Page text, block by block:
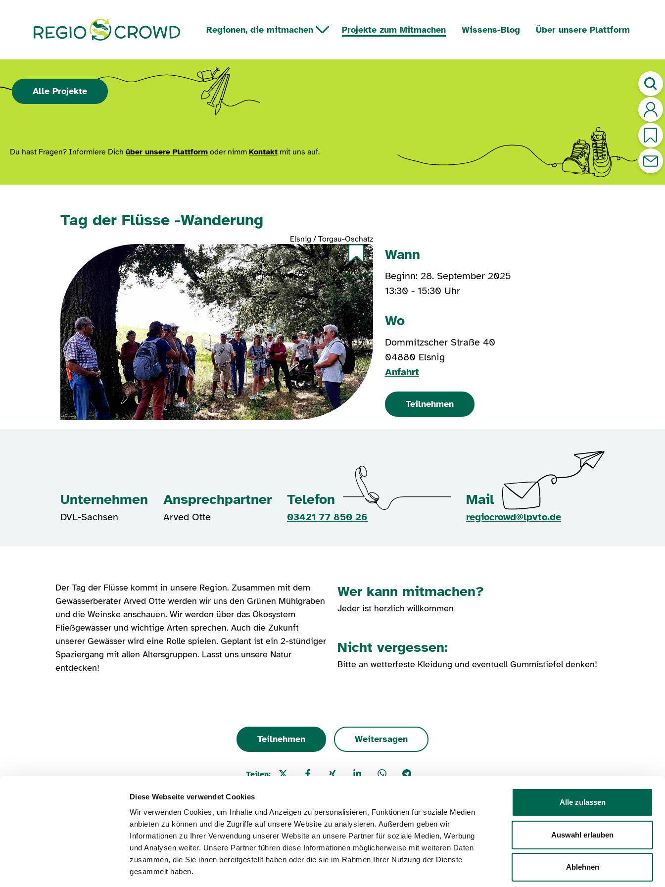
Diese Webseite verwendet Cookies
Wir verwenden Cookies, um Inhalte und Anzeigen zu personalisieren, Funktionen für soziale Medien
anbieten zu können und die Zugriffe auf unsere Website zu analysieren. Außerdem geben wir
Informationen zu Ihrer Verwendung unserer Website an unsere Partner für soziale Medien, Werbung
und Analysen weiter. Unsere Partner führen diese Informationen möglicherweise mit weiteren Daten
zusammen, die Sie ihnen bereitgestellt haben oder die sie im Rahmen Ihrer Nutzung der Dienste
gesammelt haben.
Alle zulassen
Auswahl erlauben
Ablehnen
Regionen, die mitmachen Projekte zum Mitmachen Wissens-Blog Über unsere Plattform
Alle Projekte
Du hast Fragen? Informiere Dich über unsere Plattform oder nimm Kontakt mit uns auf.
Tag der Flüsse -Wanderung
Elsnig / Torgau-Oschatz
Wann
Beginn: 28. September 2025
13:30 - 15:30 Uhr
Wo
Dommitzscher Straße 40
04880 Elsnig
Anfahrt
Teilnehmen
Unternehmen
DVL-Sachsen
Ansprechpartner
Arved Otte
Telefon
03421 77 850 26
Mail
regiocrowd@lpvto.de
Der Tag der Flüsse kommt in unsere Region. Zusammen mit dem
Gewässerberater Arved Otte werden wir uns den Grünen Mühlgraben
und die Weinske anschauen. Wir werden über das Ökosystem
Fließgewässer und wichtige Arten sprechen. Auch die Zukunft
unserer Gewässer wird eine Rolle spielen. Geplant ist ein 2-stündiger
Spaziergang mit allen Altersgruppen. Lasst uns unsere Natur
entdecken!
Wer kann mitmachen?
Jeder ist herzlich willkommen
Nicht vergessen:
Bitte an wetterfeste Kleidung und eventuell Gummistiefel denken!
Teilnehmen Weitersagen
Teilen:
Impressum Datenschutz Nutzungsbedingungen Erklärung zur Barrierefreiheit